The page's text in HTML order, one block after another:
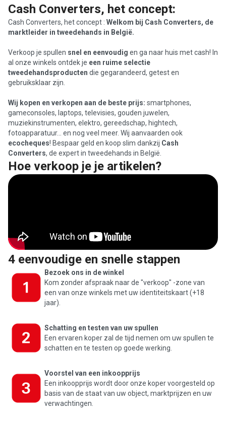
Cash Converters, het concept:
Cash Converters, het concept : Welkom bij Cash Converters, de
marktleider in tweedehands in België.
Verkoop je spullen snel en eenvoudig en ga naar huis met cash! In
al onze winkels ontdek je een ruime selectie
tweedehandsproducten die gegarandeerd, getest en
gebruiksklaar zijn.
Wij kopen en verkopen aan de beste prijs: smartphones,
gameconsoles, laptops, televisies, gouden juwelen,
muziekinstrumenten, elektro, gereedschap, hightech,
fotoapparatuur… en nog veel meer. Wij aanvaarden ook
ecocheques! Bespaar geld en koop slim dankzij Cash
Converters, de expert in tweedehands in België.
Hoe verkoop je je artikelen?
4 eenvoudige en snelle stappen
Bezoek ons in de winkel
Kom zonder afspraak naar de "verkoop" -zone van
een van onze winkels met uw identiteitskaart (+18
jaar).
Schatting en testen van uw spullen
Een ervaren koper zal de tijd nemen om uw spullen te
schatten en te testen op goede werking.
Voorstel van een inkoopprijs
Een inkoopprijs wordt door onze koper voorgesteld op
basis van de staat van uw object, marktprijzen en uw
verwachtingen.